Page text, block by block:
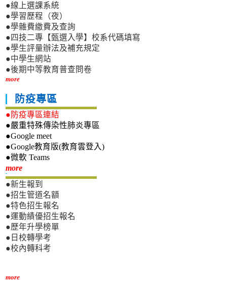
●線上選課系統
●學習歷程（夜）
●學雜費繳費及查詢
●四技二專【甄選入學】校系代碼填寫
●學生評量辦法及補充規定
●中學生網站
●後期中等教育普查問卷
more
防疫專區
●防疫專區連結
●嚴重特殊傳染性肺炎專區
●Google meet
●Google教育版(教育雲登入)
●微軟 Teams
more新生專區
●新生報到
●招生管道名額
●特色招生報名
●運動績優招生報名
●歷年升學榜單
●日校轉學考
●校內轉科考
more